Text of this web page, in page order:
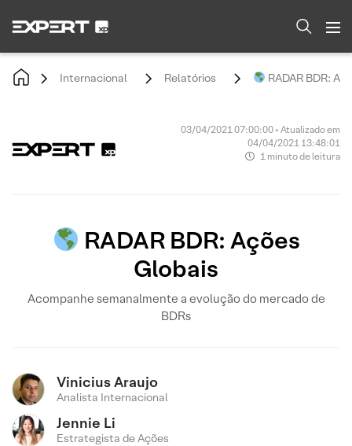
Internacional Relatórios RADAR BDR:
03/04/2021 07:00:00 • Atualizado em
04/04/2021 13:48:01
1 minuto de leitura
RADAR BDR: Ações
Globais
Acompanhe semanalmente a evolução do mercado de
BDRs
Vinicius Araujo
Analista Internacional
Jennie Li
Estrategista de Ações